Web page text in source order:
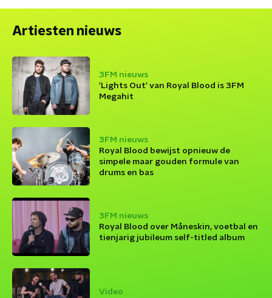
Artiesten nieuws
3FM nieuws
'Lights Out' van Royal Blood is 3FM
Megahit
3FM nieuws
Royal Blood bewijst opnieuw de
simpele maar gouden formule van
drums en bas
3FM nieuws
Royal Blood over Måneskin, voetbal en
tienjarig jubileum self-titled album
Video